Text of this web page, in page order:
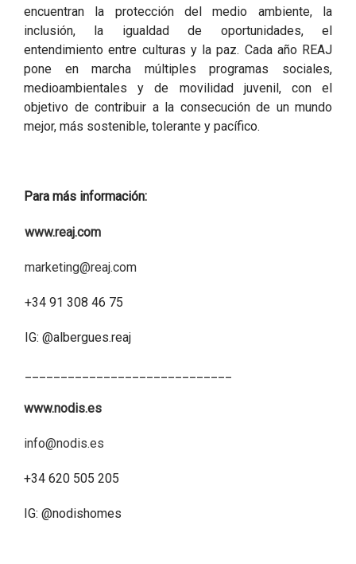
encuentran la protección del medio ambiente, la
inclusión, la igualdad de oportunidades, el
entendimiento entre culturas y la paz. Cada año REAJ
pone en marcha múltiples programas sociales,
medioambientales y de movilidad juvenil, con el
objetivo de contribuir a la consecución de un mundo
mejor, más sostenible, tolerante y pacífico.
Para más información:
www.reaj.com
marketing@reaj.com
+34 91 308 46 75
IG: @albergues.reaj
www.nodis.es
info@nodis.es
+34 620 505 205
IG: @nodishomes